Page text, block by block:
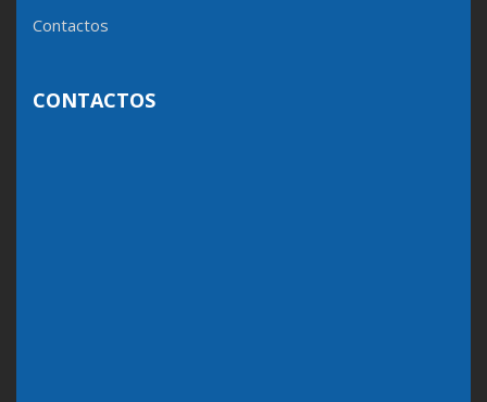
Contactos
CONTACTOS